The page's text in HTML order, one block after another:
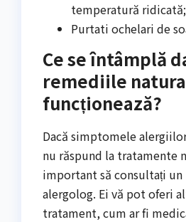
temperatură ridicată;
Purtati ochelari de
Ce se întâmplă
remediile
funcționează?
Dacă simptomele
nu răspund la tratamente
important să consultați un
alergolog. Ei vă pot oferi
tratament, cum ar fi